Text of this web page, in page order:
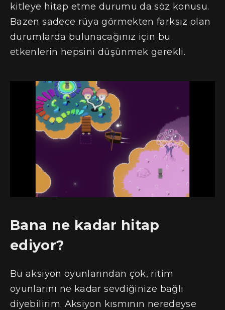
kitleye hitap etme durumu da söz konusu.
Bazen sadece rüya görmekten farksız olan
durumlarda bulunacağınız için bu
etkenlerin hepsini düşünmek gerekli.
Bana ne kadar hitap
ediyor?
Bu aksiyon oyunlarından çok, ritim
oyunlarını ne kadar sevdiğinize bağlı
diyebilirim. Aksiyon kısmının neredeyse